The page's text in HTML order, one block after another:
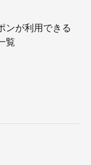
ンが利用できる
覧